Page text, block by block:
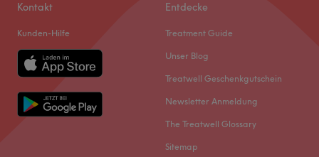
Kontakt
Kunden-Hilfe
Entdecke
Treatment Guide
Unser Blog
Treatwell Geschenkgutschein
Newsletter Anmeldung
The Treatwell Glossary
Sitemap